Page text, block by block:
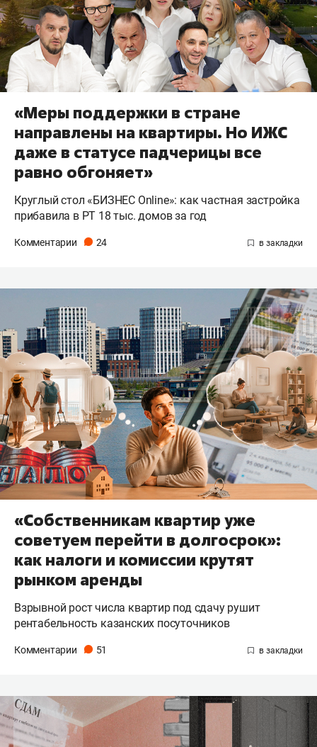
«Меры поддержки в стране
направлены на квартиры. Но ИЖС
даже в статусе падчерицы все
равно обгоняет»
Круглый стол «БИЗНЕС Online»: как частная застройка
прибавила в РТ 18 тыс. домов за год
Комментарии 24
«Собственникам квартир уже
советуем перейти в долгосрок»:
как налоги и комиссии крутят
рынком аренды
Взрывной рост числа квартир под сдачу рушит
рентабельность казанских посуточников
Комментарии 51